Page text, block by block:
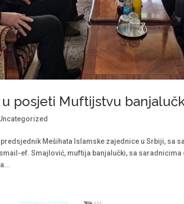
posjeti Muftijstvu
Mešihata Islamske zajednice u Srbiji, sa
ef. Smajlović, muftija banjalučki, sa